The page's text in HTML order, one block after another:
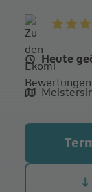
Heute
Mo.